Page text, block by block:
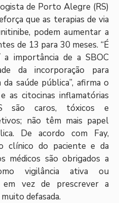
de Porto Alegre (RS)
que as terapias de via
podem aumentar a
de 13 para 30 meses. “É
importância de a SBOC
da incorporação para
saúde pública”, afirma o
as citocinas inflamatórias
são caros, tóxicos e
não têm mais papel
De acordo com Fay,
clínico do paciente e da
médicos são obrigados a
vigilância ativa ou
em vez de prescrever a
defasada.